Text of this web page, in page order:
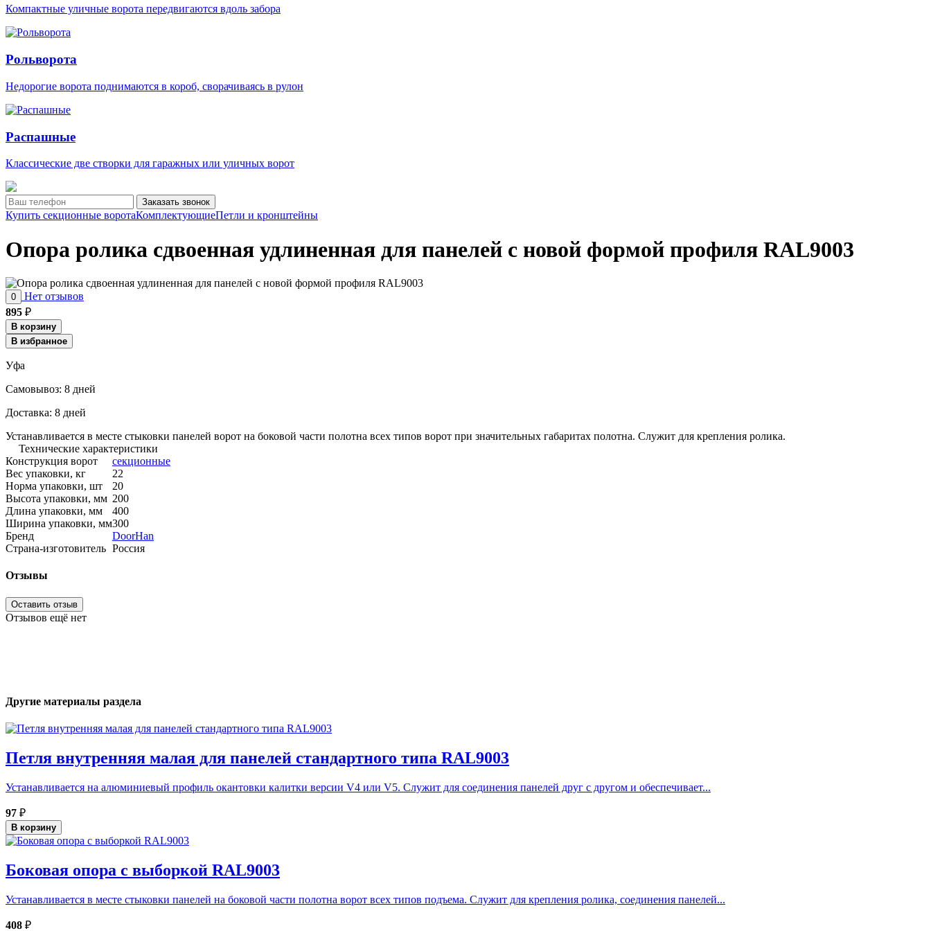
Компактные уличные ворота передвигаются вдоль забора
Рольворота
Недорогие ворота поднимаются в короб, сворачиваясь в рулон
Распашные
Классические две створки для гаражных или уличных ворот
Заказать звонок
Купить секционные воротаКомплектующиеПетли и кронштейны
Опора ролика сдвоенная удлиненная для панелей с новой формой профиля RAL9003
0
Нет отзывов
895 ₽
В корзину
В избранное
Уфа
Cамовывоз: 8 дней
Доставка: 8 дней
Устанавливается в месте стыковки панелей ворот на боковой части полотна всех типов ворот при значительных габаритах полотна. Служит для крепления ролика.
Технические характеристики
Конструкция ворот
секционные
Вес упаковки, кг
22
Норма упаковки, шт
20
Высота упаковки, мм 200
Длина упаковки, мм
400
Ширина упаковки, мм300
Бренд
DoorHan
Страна-изготовитель Россия
Отзывы
Оставить отзыв
Отзывов ещё нет
Другие материалы раздела
Петля внутренняя малая для панелей стандартного типа RAL9003
Устанавливается на алюминиевый профиль окантовки калитки версии V4 или V5. Служит для соединения панелей друг с другом и обеспечивает...
97 ₽
В корзину
Боковая опора с выборкой RAL9003
Устанавливается в месте стыковки панелей на боковой части полотна ворот всех типов подъема. Служит для крепления ролика, соединения панелей...
408 ₽